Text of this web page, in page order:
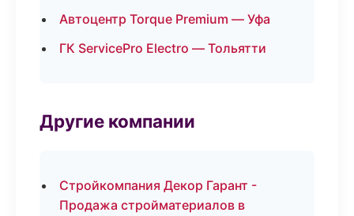
Автоцентр Torque Premium — Уфа
ГК ServicePro Electro — Тольятти
Другие компании
Стройкомпания Декор Гарант -
Продажа стройматериалов в